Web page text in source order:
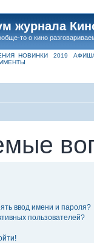
журнала
то о кино
НОВИНКИ 2019
ввод имени и пароля?
пользователей?